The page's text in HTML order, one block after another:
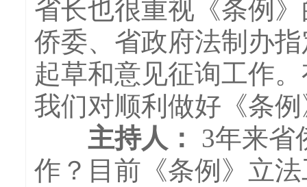
省长也很重视《条例
侨委、省政府法制办
起草和意见征询工作
我们对顺利做好《条
主持人：
3年来省
作？目前《条例》立